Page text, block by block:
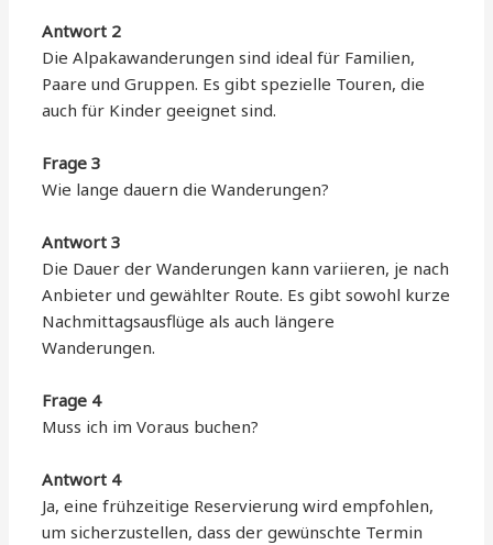
Antwort 2
Die Alpakawanderungen sind ideal für Familien,
Paare und Gruppen. Es gibt spezielle Touren, die
auch für Kinder geeignet sind.
Frage 3
Wie lange dauern die Wanderungen?
Antwort 3
Die Dauer der Wanderungen kann variieren, je nach
Anbieter und gewählter Route. Es gibt sowohl kurze
Nachmittagsausflüge als auch längere
Wanderungen.
Frage 4
Muss ich im Voraus buchen?
Antwort 4
Ja, eine frühzeitige Reservierung wird empfohlen,
um sicherzustellen, dass der gewünschte Termin